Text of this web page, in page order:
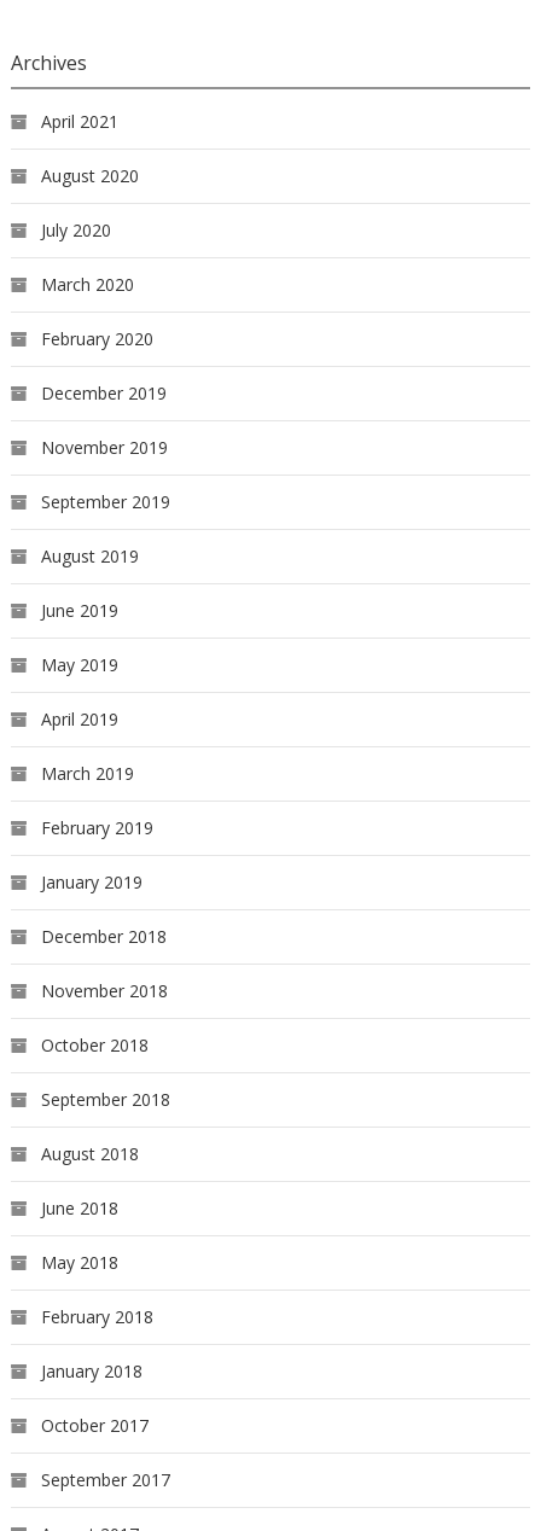
Archives
April 2021
August 2020
July 2020
March 2020
February 2020
December 2019
November 2019
September 2019
August 2019
June 2019
May 2019
April 2019
March 2019
February 2019
January 2019
December 2018
November 2018
October 2018
September 2018
August 2018
June 2018
May 2018
February 2018
January 2018
October 2017
September 2017